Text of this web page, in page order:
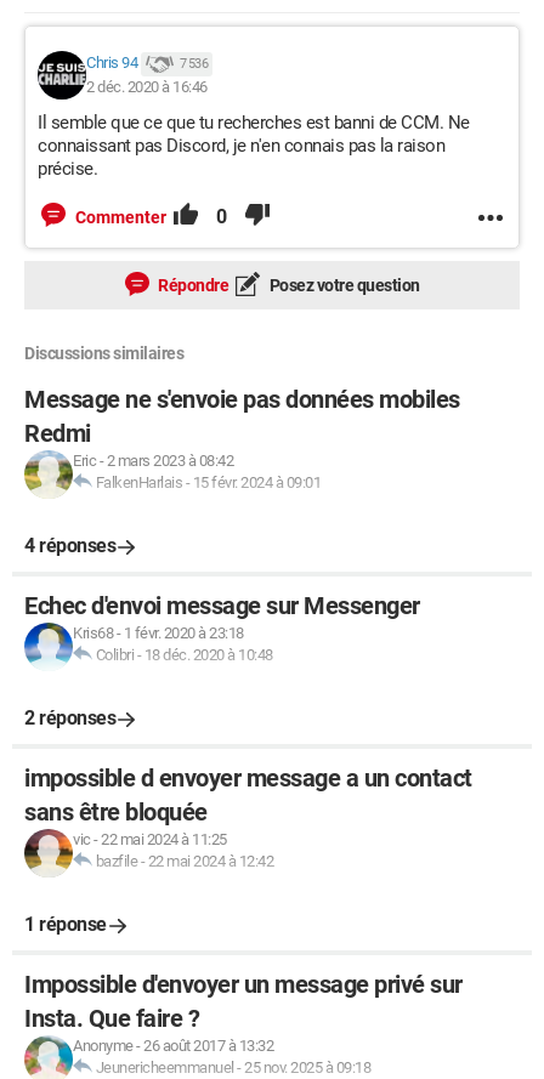
Chris 94 7 536
2 déc. 2020 à 16:46
Il semble que ce que tu recherches est banni de CCM. Ne
connaissant pas Discord, je n'en connais pas la raison
précise.
Commenter 0
Répondre Posez votre question
Discussions similaires
Message ne s'envoie pas données mobiles
Redmi
Eric -2 mars 2023 à 08:42
FalkenHarlais - 15 févr. 2024 à 09:01
4 réponses
Echec d'envoi message sur Messenger
Kris68- 1 févr. 2020 à 23:18
Colibri - 18 déc. 2020 à 10:48
2 réponses
impossible d envoyer message a un contact
sans être bloquée
vic -22 mai 2024 à 11:25
bazfile-22 mai 2024 à 12:42
1 réponse
Impossible d'envoyer un message privé sur
Insta. Que faire ?
Anonyme-26 août 2017 à 13:32
Jeunericheemmanuel -25 nov. 2025 à 09:18